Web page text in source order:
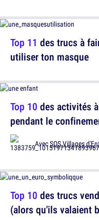
Top 11 des trucs à
utiliser ton masque
Top 10 des trucs
(alors qu'ils valaient
Top 10 des activités
pendant le
AvecSOS Villages